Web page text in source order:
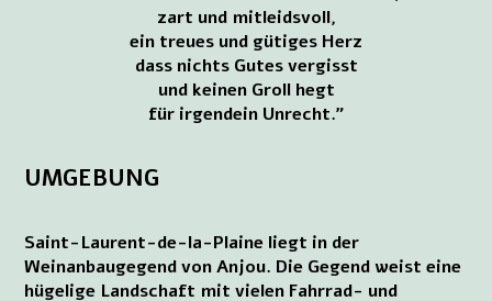
zart und mitleidsvoll,
ein treues und gütiges Herz
dass nichts Gutes vergisst
und keinen Groll hegt
für irgendein Unrecht.”
UMGEBUNG
Saint-Laurent-de-la-Plaine liegt in der
Weinanbaugegend von Anjou. Die Gegend weist eine
hügelige Landschaft mit vielen Fahrrad- und